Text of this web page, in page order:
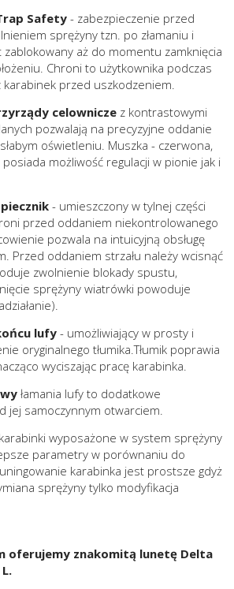
Safety - zabezpieczenie przed
sprężyny tzn. po złamaniu i
aż do momentu zamknięcia
Chroni to użytkownika podczas
karabinek przed uszkodzeniem.
celownicze z kontrastowymi
pozwalają na precyzyjne oddanie
oświetleniu. Muszka - czerwona,
możliwość regulacji w pionie jak i
- umieszczony w tylnej części
przed oddaniem niekontrolowanego
pozwala na intuicyjną obsługę
Przed oddaniem strzału należy wcisnąć
zwolnienie blokady spustu,
sprężyny wiatrówki powoduje
lufy- umożliwiający w prosty i
oryginalnego tłumika.Tłumik poprawia
wyciszając pracę karabinka.
łamania lufy to dodatkowe
jej samoczynnym otwarciem.
wyposażone w system sprężyny
parametry w porównaniu do
karabinka jest prostsze gdyż
sprężyny tylko modyfikacja
oferujemy znakomitą lunetę Delta